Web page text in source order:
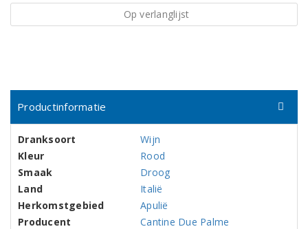
Op verlanglijst
Productinformatie
Dranksoort
Wijn
Kleur
Rood
Smaak
Droog
Land
Italië
Herkomstgebied
Apulië
Producent
Cantine Due Palme